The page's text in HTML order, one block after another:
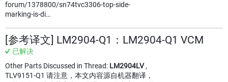
forum/1378800/sn74tvc3306-top-side-
marking-is-di…
[参考译文] LM2904-Q1：LM2904-Q1 VCM
已解决
Other Parts Discussed in Thread: LM2904LV,
TLV9151-Q1 请注意，本文内容源自机器翻译，